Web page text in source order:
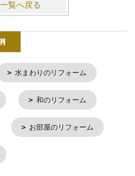
一覧へ戻る
水まわりのリフォーム
和のリフォーム
お部屋のリフォーム